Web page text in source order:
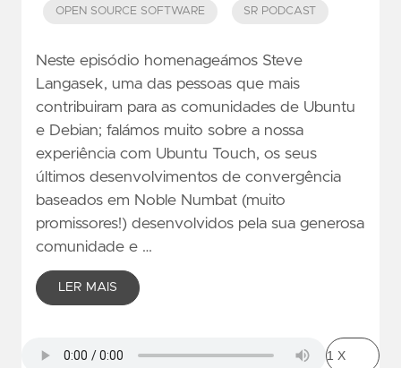
OPEN SOURCE SOFTWARE SR PODCAST
Neste episódio homenageámos Steve
Langasek, uma das pessoas que mais
contribuiram para as comunidades de Ubuntu
e Debian; falámos muito sobre a nossa
experiência com Ubuntu Touch, os seus
últimos desenvolvimentos de convergência
baseados em Noble Numbat (muito
promissores!) desenvolvidos pela sua generosa
comunidade e …
LER MAIS